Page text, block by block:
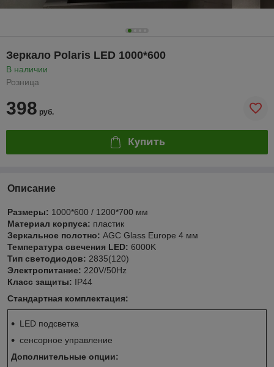
Зеркало Polaris LED 1000*600
В наличии
Розница
398 руб.
Купить
Описание
Размеры: 1000*600 / 1200*700 мм
Материал корпуса: пластик
Зеркальное полотно: AGC Glass Europe 4 мм
Температура свечения LED: 6000K
Тип светодиодов: 2835(120)
Электропитание: 220V/50Hz
Класс защиты: IP44
Стандартная комплектация:
LED подсветка
сенсорное управление
Дополнительные опции: